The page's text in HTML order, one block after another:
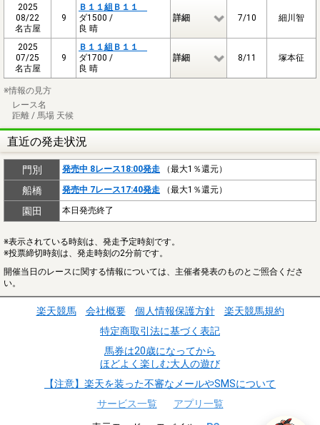
2025
08/22
名古屋
9
Ｂ１１組Ｂ１１
ダ1500 /
良 晴
詳細 7/10 細川智
2025
07/25
名古屋
9
Ｂ１１組Ｂ１１
ダ1700 /
良 晴
詳細 8/11 塚本征
※情報の見方
レース名
距離 / 馬場 天候
直近の発走状況
門別 発売中 8レース18:00発走 （最大1％還元）
船橋 発売中 7レース17:40発走 （最大1％還元）
園田 本日発売終了
※表示されている時刻は、発走予定時刻です。
※投票締切時刻は、発走時刻の2分前です。
開催当日のレースに関する情報については、主催者発表のものとご照合くださ
い。
楽天競馬 会社概要 個人情報保護方針
楽天競馬規約
特定商取引法に基づく表記
馬券は20歳になってから
ほどよく楽しむ大人の遊び
【注意】楽天を装った不審なメールやSMSについて
サービス一覧
アプリ一覧